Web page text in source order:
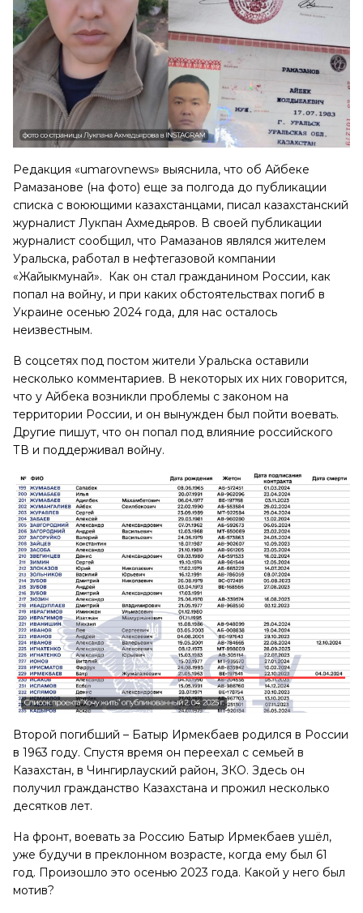
Редакция «umarovnews» выяснила, что об Айбеке
Рамазанове (на фото) еще за полгода до публикации
списка с воюющими казахстанцами, писал казахстанский
журналист Лукпан Ахмедьяров. В своей публикации
журналист сообщил, что Рамазанов являлся жителем
Уральска, работал в нефтегазовой компании
«Жайыкмунай». Как он стал гражданином России, как
попал на войну, и при каких обстоятельствах погиб в
Украине осенью 2024 года, для нас осталось
неизвестным.
В соцсетях под постом жители Уральска оставили
несколько комментариев. В некоторых их них говорится,
что у Айбека возникли проблемы с законом на
территории России, и он вынужден был пойти воевать.
Другие пишут, что он попал под влияние российского
ТВ и поддерживал войну.
Второй погибший – Батыр Ирмекбаев родился в России
в 1963 году. Спустя время он переехал с семьей в
Казахстан, в Чингирлауский район, ЗКО. Здесь он
получил гражданство Казахстана и прожил несколько
десятков лет.
На фронт, воевать за Россию Батыр Ирмекбаев ушёл,
уже будучи в преклонном возрасте, когда ему был 61
год. Произошло это осенью 2023 года. Какой у него был
мотив?